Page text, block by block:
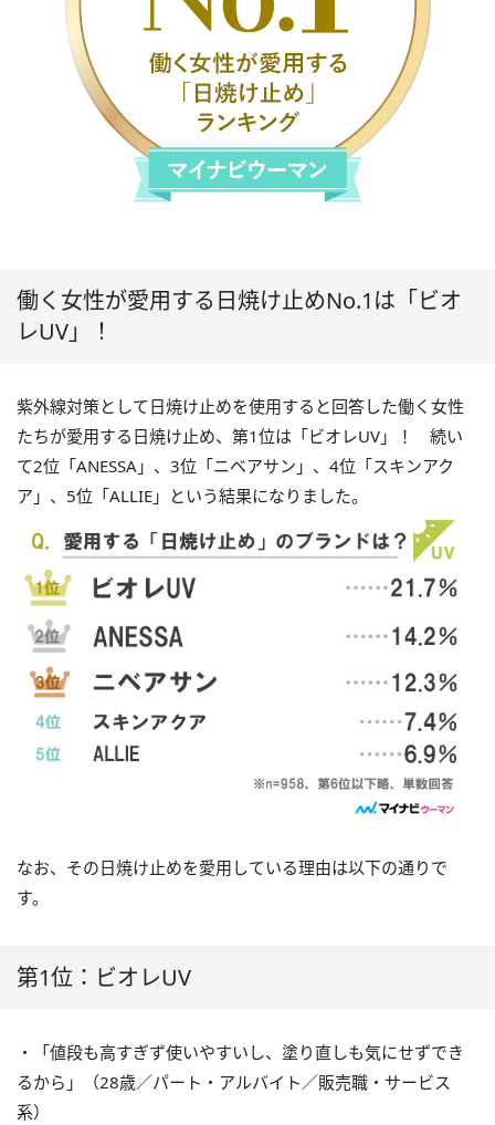
働く女性が愛用する日焼け止めNo.1は「ビオ
レUV」！
紫外線対策として日焼け止めを使用すると回答した働く女性
たちが愛用する日焼け止め、第1位は「ビオレUV」！ 続い
て2位「ANESSA」、3位「ニベアサン」、4位「スキンアク
ア」、5位「ALLIE」という結果になりました。
なお、その日焼け止めを愛用している理由は以下の通りで
す。
第1位：ビオレUV
・「値段も高すぎず使いやすいし、塗り直しも気にせずでき
るから」（28歳／パート・アルバイト／販売職・サービス
系）